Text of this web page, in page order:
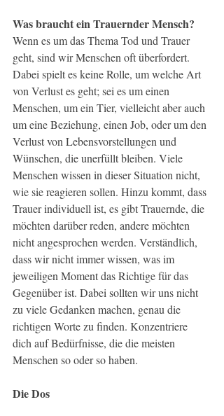
Was braucht ein Trauernder Mensch?
Wenn es um das Thema Tod und Trauer
geht, sind wir Menschen oft überfordert.
Dabei spielt es keine Rolle, um welche Art
von Verlust es geht; sei es um einen
Menschen, um ein Tier, vielleicht aber auch
um eine Beziehung, einen Job, oder um den
Verlust von Lebensvorstellungen und
Wünschen, die unerfüllt bleiben. Viele
Menschen wissen in dieser Situation nicht,
wie sie reagieren sollen. Hinzu kommt, dass
Trauer individuell ist, es gibt Trauernde, die
möchten darüber reden, andere möchten
nicht angesprochen werden. Verständlich,
dass wir nicht immer wissen, was im
jeweiligen Moment das Richtige für das
Gegenüber ist. Dabei sollten wir uns nicht
zu viele Gedanken machen, genau die
richtigen Worte zu finden. Konzentriere
dich auf Bedürfnisse, die die meisten
Menschen so oder so haben.
Die Dos